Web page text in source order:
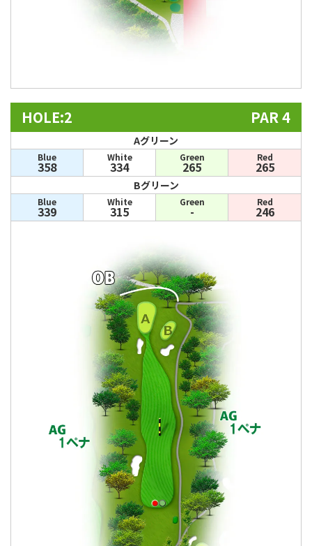
HOLE:2 PAR 4
Aグリーン
Blue
358
White
334
Green
265
Red
265
Bグリーン
Blue
339
White
315
Green
-
Red
246